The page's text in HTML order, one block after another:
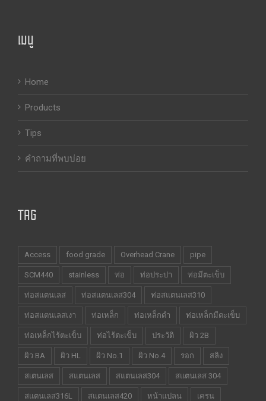
เมนู
Home
Products
Tips
คำถามที่พบบ่อย
TAG
Access food grade Overhead Crane pipe
SCM440 stainless ท่อ ท่อประปา ท่อมีตะเข็บ
ท่อสแตนเลส ท่อสแตนเลส304 ท่อสแตนเลส310
ท่อสแตนเลสเงา ท่อเหล็ก ท่อเหล็กดำ ท่อเหล็กมีตะเข็บ
ท่อเหล็กไร้ตะเข็บ ท่อไร้ตะเข็บ ประวัติ ผิว 2B
ผิว BA ผิว HL ผิว No.1 ผิว No.4 รอก สลิง
สเตนเลส สแตนเลส สแตนเลส304 สแตนเลส 304
สแตนเลส316L สแตนเลส420 หน้าแปลน เครน